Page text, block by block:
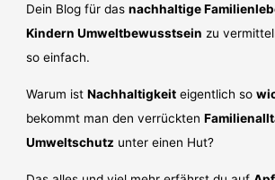
Dein Blog für dasnachhaltige
Kindern Umweltbewusstsein zu
so einfach.
Warum istNachhaltigkeit eigentlich so
bekommt man den verrückten
Umweltschutz unter einen Hut?